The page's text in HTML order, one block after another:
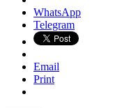
WhatsApp
Telegram
Email
Print